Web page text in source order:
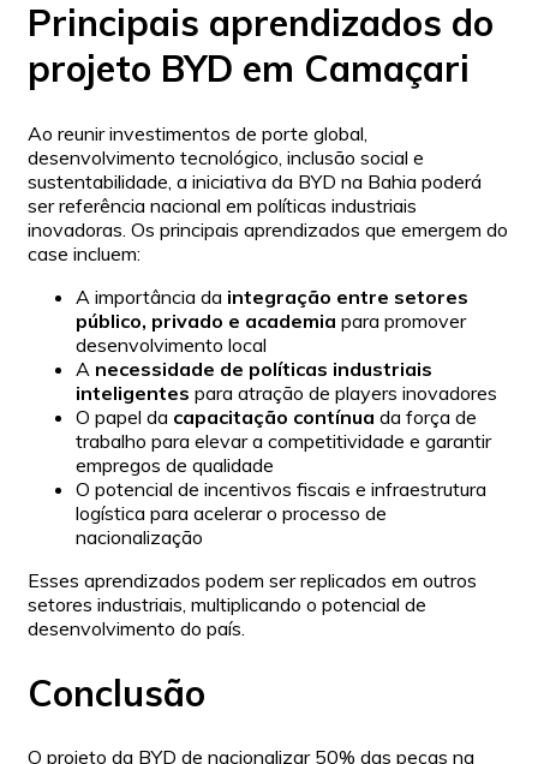
Principais aprendizados do
projeto BYD em Camaçari
Ao reunir investimentos de porte global,
desenvolvimento tecnológico, inclusão social e
sustentabilidade, a iniciativa da BYD na Bahia poderá
ser referência nacional em políticas industriais
inovadoras. Os principais aprendizados que emergem do
case incluem:
A importância da integração entre setores
público, privado e academia para promover
desenvolvimento local
A necessidade de políticas industriais
inteligentes para atração de players inovadores
O papel da capacitação contínua da força de
trabalho para elevar a competitividade e garantir
empregos de qualidade
O potencial de incentivos fiscais e infraestrutura
logística para acelerar o processo de
nacionalização
Esses aprendizados podem ser replicados em outros
setores industriais, multiplicando o potencial de
desenvolvimento do país.
Conclusão
O projeto da BYD de nacionalizar 50% das peças na